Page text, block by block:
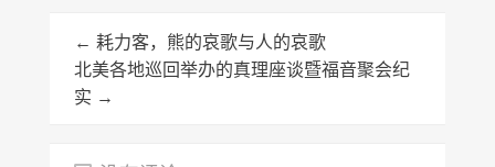
← 耗力客，熊的哀歌与人的哀歌
北美各地巡回举办的真理座谈暨福音聚会纪
实 →